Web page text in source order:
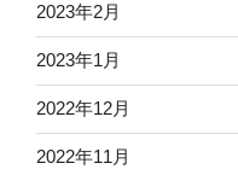
2023年2月
2023年1月
2022年12月
2022年11月